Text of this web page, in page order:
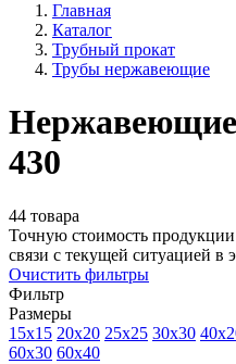
Главная
Каталог
Трубный прокат
Трубы нержавеющие
430
44 товара
Точную стоимость
связи с текущей ситуацией в
Очистить фильтры
Фильтр
Размеры
15x15 20x20 25x25 30x30
60x30 60x40